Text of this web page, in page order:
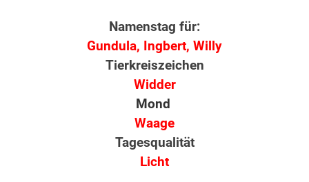
Namenstag für:
Gundula, Ingbert, Willy
Tierkreiszeichen
Widder
Mond
Waage
Tagesqualität
Licht